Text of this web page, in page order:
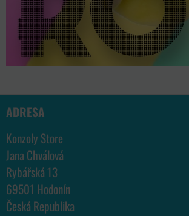
ADRESA
Konzoly Store
Jana Chválová
Rybářská 13
69501 Hodonín
Česká Republika